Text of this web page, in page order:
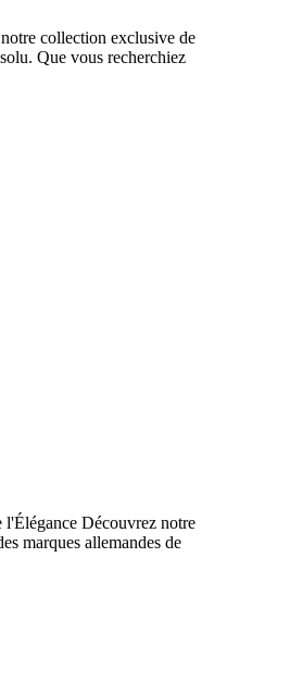
collection exclusive de
Que vous recherchiez
Découvrez notre
marques allemandes de